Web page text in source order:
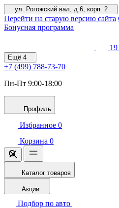
ул. Рогожский вал, д.6, корп. 2
Перейти на старую версию сайта
Бонусная программа
19
Ещё 4
+7 (499) 788-73-70
Пн-Пт 9:00-18:00
Профиль
Избранное 0
Корзина 0
Каталог товаров
Акции
Подбор по авто